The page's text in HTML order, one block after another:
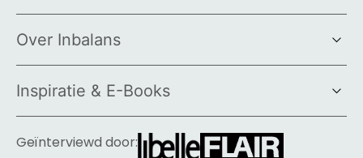
Over Inbalans
Inspiratie & E-Books
Geïnterviewd door: